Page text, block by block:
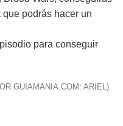
podrás hacer un
para conseguir
GUIAMANIA.COM: ARIEL)